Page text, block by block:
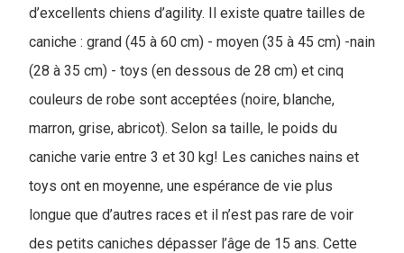
d’excellents chiens d’agility. Il existe quatre tailles de
caniche : grand (45 à 60 cm) - moyen (35 à 45 cm) -nain
(28 à 35 cm) - toys (en dessous de 28 cm) et cinq
couleurs de robe sont acceptées (noire, blanche,
marron, grise, abricot). Selon sa taille, le poids du
caniche varie entre 3 et 30 kg! Les caniches nains et
toys ont en moyenne, une espérance de vie plus
longue que d’autres races et il n’est pas rare de voir
des petits caniches dépasser l’âge de 15 ans. Cette